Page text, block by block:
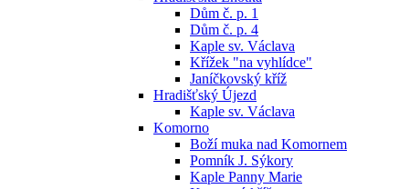
Dům č. p. 1
Dům č. p. 4
Kaple sv. Václava
Křížek "na vyhlídce"
Janíčkovský kříž
Hradišťský Újezd
Kaple sv. Václava
Komorno
Boží muka nad Komornem
Pomník J. Sýkory
Kaple Panny Marie